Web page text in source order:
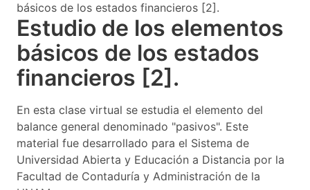
básicos de los estados financieros [2].
Estudio de los elementos
básicos de los estados
financieros [2].
En esta clase virtual se estudia el elemento del
balance general denominado "pasivos". Este
material fue desarrollado para el Sistema de
Universidad Abierta y Educación a Distancia por la
Facultad de Contaduría y Administración de la